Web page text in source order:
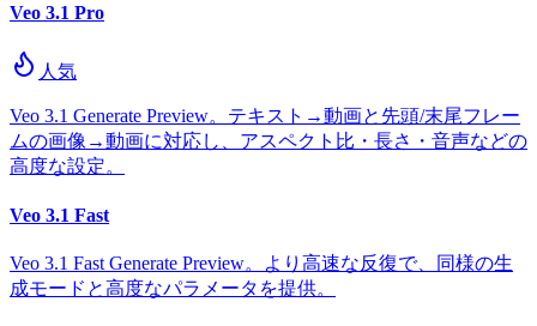
Veo 3.1 Pro
人気
Veo 3.1 Generate Preview。テキスト→動画と先頭/末尾フレー
ムの画像→動画に対応し、アスペクト比・長さ・音声などの
高度な設定。
Veo 3.1 Fast
Veo 3.1 Fast Generate Preview。より高速な反復で、同様の生
成モードと高度なパラメータを提供。